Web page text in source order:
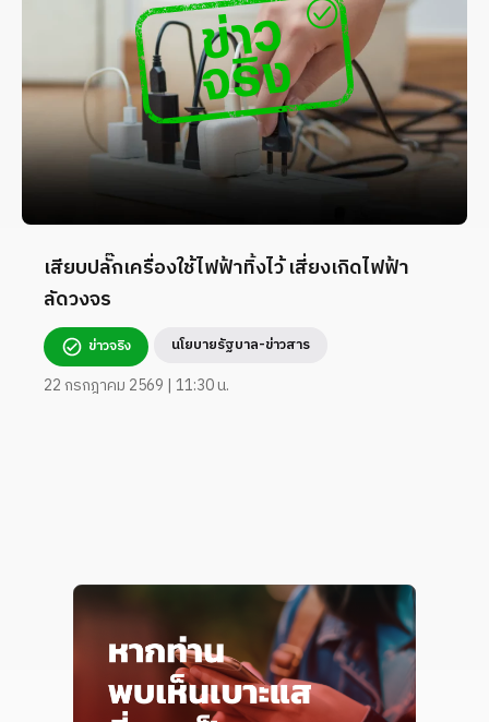
เสียบปลั๊กเครื่องใช้ไฟฟ้าทิ้งไว้ เสี่ยงเกิดไฟฟ้า
ลัดวงจร
ข่าวจริง นโยบายรัฐบาล-ข่าวสาร
22 กรกฎาคม 2569 | 11:30 น.